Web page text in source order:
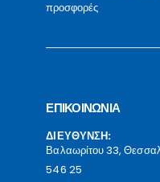
προσφορές
ΕΠΙΚΟΙΝΩΝΙΑ
ΔΙΕΥΘΥΝΣΗ:
Βαλαωρίτου 33,
546 25